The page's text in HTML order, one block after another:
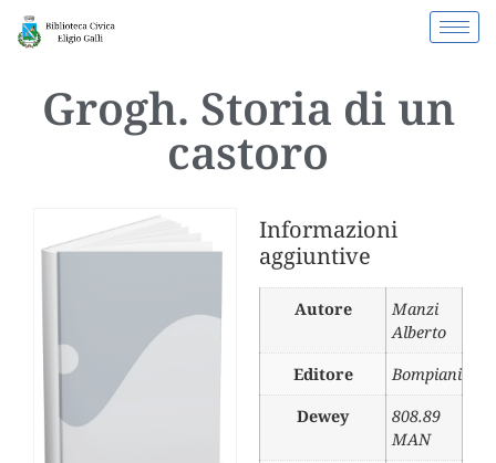
Grogh. Storia di un
castoro
Informazioni
aggiuntive
Autore
Manzi
Alberto
Editore
Bompiani
Dewey
808.89
MAN